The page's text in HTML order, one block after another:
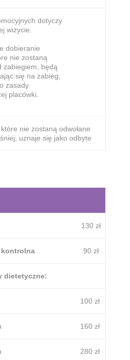
dotyczy
wizycie.
dobieranie
nie zostaną
zabiegiem, będą
się na zabieg,
zasady
placówki.
nie zostaną odwołane
uznaje się jako odbyte
130 zł
kontrolna 90 zł
dietetyczne:
100 zł
160 zł
280 zł